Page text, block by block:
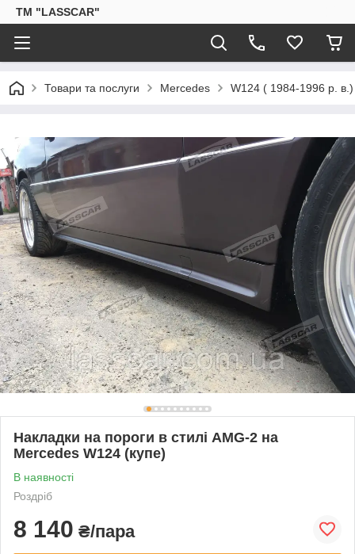
ТМ "LASSCAR"
Товари та послуги Mercedes W124 ( 1984-1996 р. в.)
Накладки на пороги в стилі AMG-2 на
Mercedes W124 (купе)
В наявності
Роздріб
8 140 ₴/пара